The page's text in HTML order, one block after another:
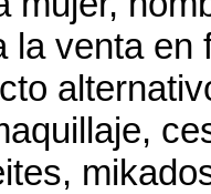
la venta